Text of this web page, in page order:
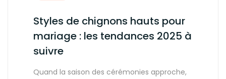
Styles de chignons hauts pour
mariage : les tendances 2025 à
suivre
Quand la saison des cérémonies approche,